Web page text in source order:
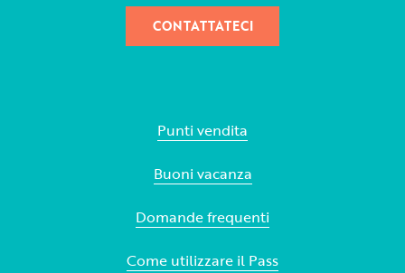
CONTATTATECI
Punti vendita
Buoni vacanza
Domande frequenti
Come utilizzare il Pass